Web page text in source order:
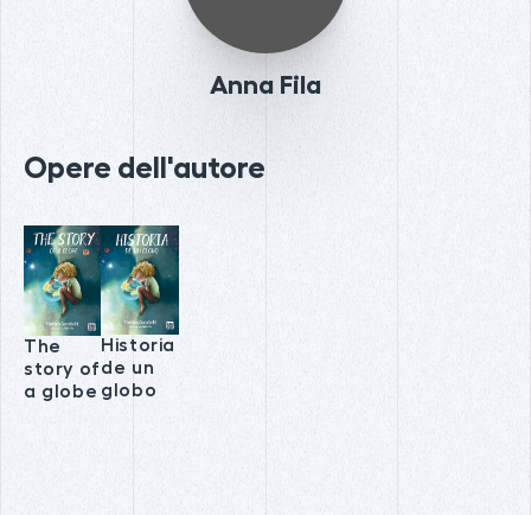
Anna Fila
Opere dell'autore
The
story of
a globe
Historia
de un
globo